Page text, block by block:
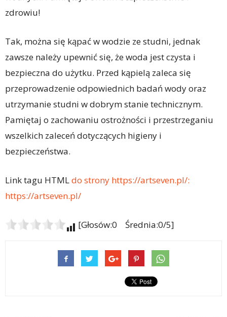
zdrowiu!
Tak, można się kąpać w wodzie ze studni, jednak
zawsze należy upewnić się, że woda jest czysta i
bezpieczna do użytku. Przed kąpielą zaleca się
przeprowadzenie odpowiednich badań wody oraz
utrzymanie studni w dobrym stanie technicznym.
Pamiętaj o zachowaniu ostrożności i przestrzeganiu
wszelkich zaleceń dotyczących higieny i
bezpieczeństwa.
Link tagu HTMLdo strony https://artseven.pl/:
https://artseven.pl/
[Głosów:0 Średnia:0/5]